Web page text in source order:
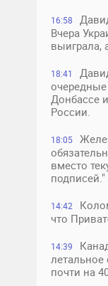
16:58
Вчера
выиграла,
18:41
Донбассе
России.
18:05
вместо
подписей."
14:42
что
14:39
летальное
почти на